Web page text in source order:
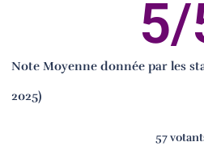
Note Moyenne donnée par les
2025)
5/
57